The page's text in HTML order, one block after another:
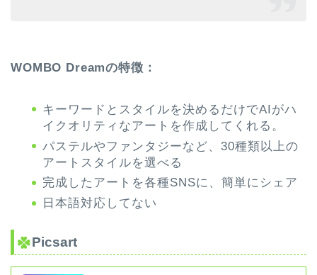
WOMBO Dreamの特徴：
キーワードとスタイルを決めるだけでAIがハ
イクオリティなアートを作成してくれる。
パステルやファンタジーなど、30種類以上の
アートスタイルを選べる
完成したアートを各種SNSに、簡単にシェア
日本語対応してない
Picsart